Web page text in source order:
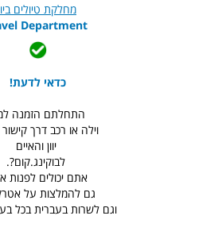
מחלקת טיולים
Department
כדאי לדעת!
התחלתם הזמנה
וילה או רכב דרך
יוון והאיים
לבוקינג.קום?.
אתם יכולים לפנות
גם להמלצות על
וגם לשרות בעברית בכל